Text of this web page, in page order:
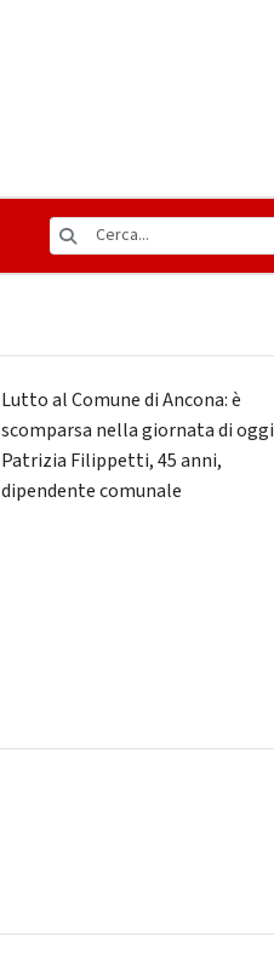
Lutto al Comune di Ancona: è
scomparsa nella giornata di oggi
Patrizia Filippetti, 45 anni,
dipendente comunale